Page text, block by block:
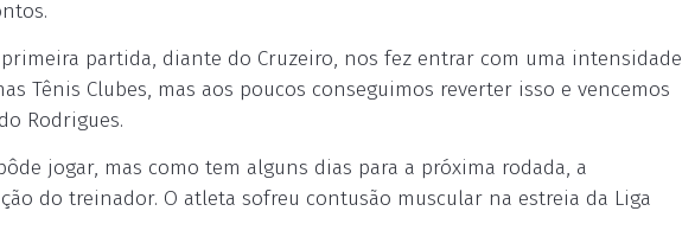
partida, diante do Cruzeiro, nos fez entrar com uma intensidade
Tênis Clubes, mas aos poucos conseguimos reverter isso e vencemos
Rodrigues.
jogar, mas como tem alguns dias para a próxima rodada, a
do treinador. O atleta sofreu contusão muscular na estreia da Liga